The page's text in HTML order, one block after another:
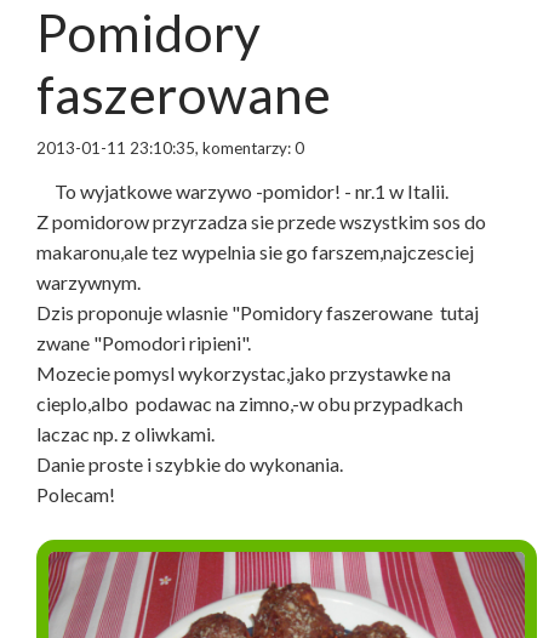
Pomidory
faszerowane
2013-01-11 23:10:35, komentarzy: 0
To wyjatkowe warzywo -pomidor! - nr.1 w Italii.
Z pomidorow przyrzadza sie przede wszystkim sos do
makaronu,ale tez wypelnia sie go farszem,najczesciej
warzywnym.
Dzis proponuje wlasnie "Pomidory faszerowane tutaj
zwane "Pomodori ripieni".
Mozecie pomysl wykorzystac,jako przystawke na
cieplo,albo podawac na zimno,-w obu przypadkach
laczac np. z oliwkami.
Danie proste i szybkie do wykonania.
Polecam!